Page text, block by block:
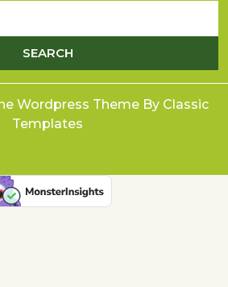
Wordpress Theme By Classic
Templates